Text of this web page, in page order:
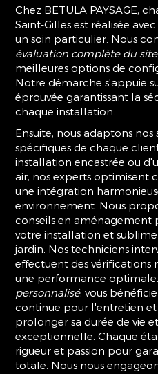
Chez BETULA PAYSAGE,
Saint-Gilles est réalisée
un soin particulier. Nous
évaluation complète du site
meilleures options de
Notre démarche s'appuie
éprouvée garantissant la
chaque installation.
Ensuite, nous adaptons nos
spécifiques de chaque
installation encastrée ou
air, nos experts optimisent
une intégration
environnement. Nous
conseils en
votre installation et
jardin. Nos techniciens
effectuent des vérifications
une performance
personnalisé, vous
continue pour l'entretien et
prolonger sa durée de vie
exceptionnelle. Chaque
rigueur et passion pour
totale. Nous nous